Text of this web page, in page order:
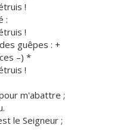
!
:
!
guêpes : +
–) *
!
m'abattre ;
le Seigneur ;